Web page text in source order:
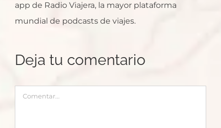
app de Radio Viajera, la mayor plataforma
mundial de podcasts de viajes.
Deja tu comentario
Comentar